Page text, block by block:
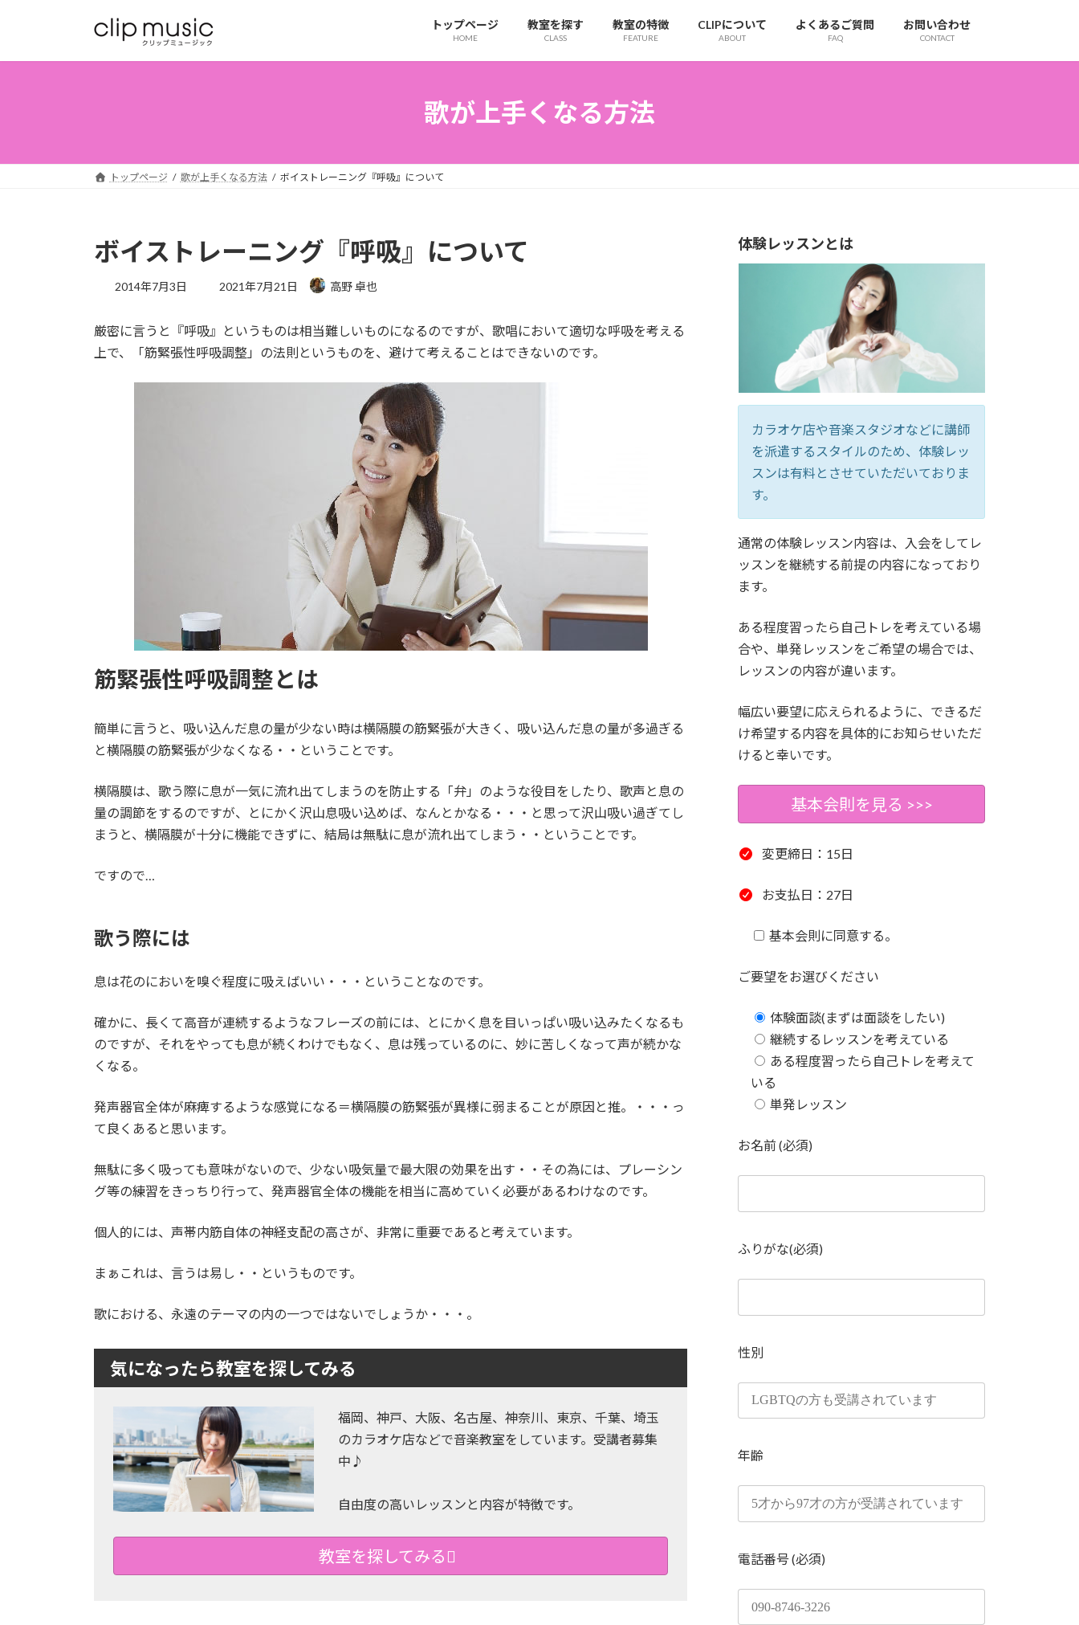
ッ
移
トップページ
HOME
教室を探す
CLASS
教室の特徴
FEATURE
CLIPについて
ABOUT
よくあるご質問
FAQ
お問い合わせ
CONTACT
歌が上手くなる方法
トップページ 歌が上手くなる方法 ボイストレーニング『呼吸』について
ボイストレーニング『呼吸』について
2014年7月3日
最
新
日
時
2021年7月21日 高野 卓也
厳密に言うと『呼吸』というものは相当難しいものになるのですが、歌唱において適切な呼吸を考える
上で、「筋緊張性呼吸調整」の法則というものを、避けて考えることはできないのです。
筋緊張性呼吸調整とは
簡単に言うと、吸い込んだ息の量が少ない時は横隔膜の筋緊張が大きく、吸い込んだ息の量が多過ぎる
と横隔膜の筋緊張が少なくなる・・ということです。
横隔膜は、歌う際に息が一気に流れ出てしまうのを防止する「弁」のような役目をしたり、歌声と息の
量の調節をするのですが、とにかく沢山息吸い込めば、なんとかなる・・・と思って沢山吸い過ぎてし
まうと、横隔膜が十分に機能できずに、結局は無駄に息が流れ出てしまう・・ということです。
ですので…
歌う際には
息は花のにおいを嗅ぐ程度に吸えばいい・・・ということなのです。
確かに、長くて高音が連続するようなフレーズの前には、とにかく息を目いっぱい吸い込みたくなるも
のですが、それをやっても息が続くわけでもなく、息は残っているのに、妙に苦しくなって声が続かな
くなる。
発声器官全体が麻痺するような感覚になる＝横隔膜の筋緊張が異様に弱まることが原因と推。・・・っ
て良くあると思います。
無駄に多く吸っても意味がないので、少ない吸気量で最大限の効果を出す・・その為には、プレーシン
グ等の練習をきっちり行って、発声器官全体の機能を相当に高めていく必要があるわけなのです。
個人的には、声帯内筋自体の神経支配の高さが、非常に重要であると考えています。
まぁこれは、言うは易し・・というものです。
歌における、永遠のテーマの内の一つではないでしょうか・・・。
気になったら教室を探してみる
福岡、神戸、大阪、名古屋、神奈川、東京、千葉、埼玉
のカラオケ店などで音楽教室をしています。受講者募集
中♪
自由度の高いレッスンと内容が特徴です。
教室を探してみる
体験レッスンとは
カラオケ店や音楽スタジオなどに講師
を派遣するスタイルのため、体験レッ
スンは有料とさせていただいておりま
す。
通常の体験レッスン内容は、入会をしてレ
ッスンを継続する前提の内容になっており
ます。
ある程度習ったら自己トレを考えている場
合や、単発レッスンをご希望の場合では、
レッスンの内容が違います。
幅広い要望に応えられるように、できるだ
け希望する内容を具体的にお知らせいただ
けると幸いです。
基本会則を見る >>>
変更締日：15日
お支払日：27日
基本会則に同意する。
ご要望をお選びください
体験面談(まずは面談をしたい)
継続するレッスンを考えている
ある程度習ったら自己トレを考えて
いる
単発レッスン
お名前 (必須)
ふりがな(必須)
性別
年齢
電話番号 (必須)